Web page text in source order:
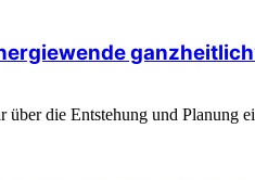
über die Entstehung und Planung